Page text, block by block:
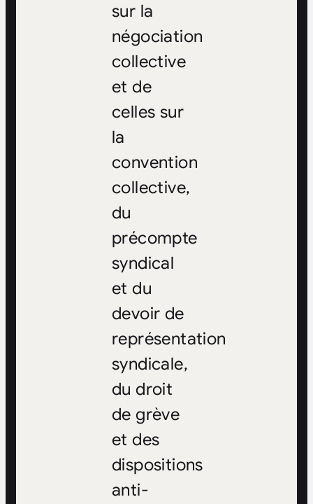
sur la
négociation
collective
et de
celles sur
la
convention
collective,
du
précompte
syndical
et du
devoir de
représentation
syndicale,
du droit
de grève
et des
dispositions
anti-